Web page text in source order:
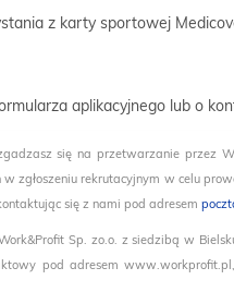
z karty sportowej
aplikacyjnego lub o
się na przetwarzanie przez
zgłoszeniu rekrutacyjnym w celu
się z nami pod adresem
Sp. zo.o. z siedzibą w
pod adresem